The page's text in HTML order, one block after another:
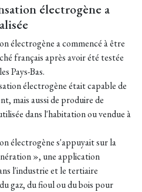
électrogène a
électrogène a commencé à être
français après avoir été testée
Pays-Bas.
électrogène était capable de
mais aussi de produire de
dans l'habitation ou vendue à
électrogène s'appuyait sur la
», une application
l'industrie et le tertiaire
gaz, du fioul ou du bois pour